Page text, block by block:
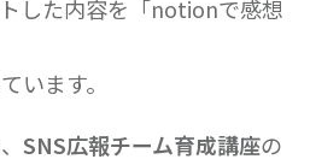
した内容を「notionで感想
います。
SNS広報チーム育成講座の